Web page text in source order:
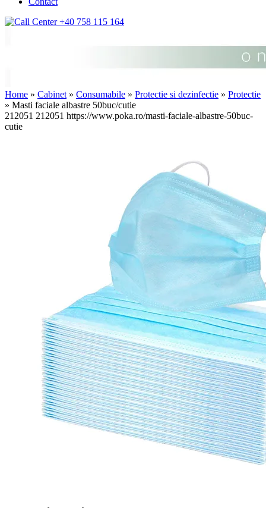
+40 758 115 164
Home » Cabinet » Consumabile » Protectie si dezinfectie » Protectie
» Masti faciale albastre 50buc/cutie
212051 212051 https://www.poka.ro/masti-faciale-albastre-50buc-
cutie